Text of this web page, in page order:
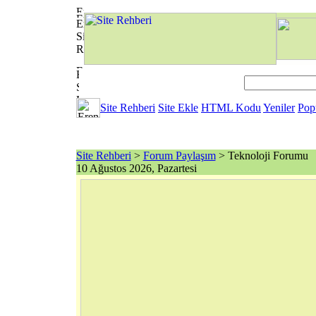
Site Rehberi Site Ekle HTML Kodu Yeniler
Site Rehberi > Forum Paylaşım> Teknoloji Forumu
10 Ağustos 2026, Pazartesi